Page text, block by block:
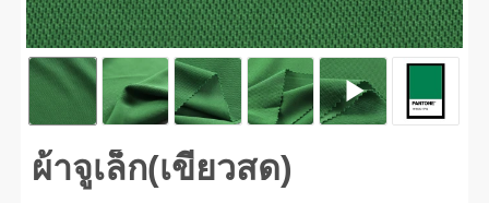
จูเล็ก(เขียวสด) #1
ผ้าจูเล็ก(เขียวสด)